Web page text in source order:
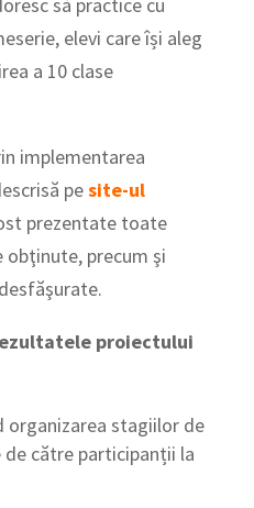
să practice cu
elevi care își aleg
a 10 clase
implementarea
pesite-ul
prezentate toate
obţinute, precum şi
proiectului
organizarea stagiilor de
către participanții la